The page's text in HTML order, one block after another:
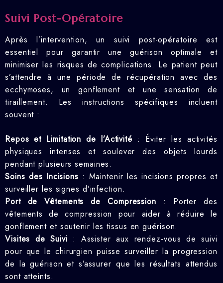
Suivi Post-Opératoire
Après l’intervention, un suivi post-opératoire est
essentiel pour garantir une guérison optimale et
minimiser les risques de complications. Le patient peut
s’attendre à une période de récupération avec des
ecchymoses, un gonflement et une sensation de
tiraillement. Les instructions spécifiques incluent
souvent :
Repos et Limitation de l’Activité : Éviter les activités
physiques intenses et soulever des objets lourds
pendant plusieurs semaines.
Soins des Incisions : Maintenir les incisions propres et
surveiller les signes d’infection.
Port de Vêtements de Compression : Porter des
vêtements de compression pour aider à réduire le
gonflement et soutenir les tissus en guérison.
Visites de Suivi : Assister aux rendez-vous de suivi
pour que le chirurgien puisse surveiller la progression
de la guérison et s’assurer que les résultats attendus
sont atteints.